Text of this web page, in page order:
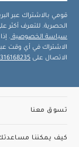
قومي بالاشتراك عبر
الحصرية. للتعرف أكثر
سياسة الخصوصية .
الاشتراك في أي وقت
الاتصال على
تسوق معنا
كيف يمكننا